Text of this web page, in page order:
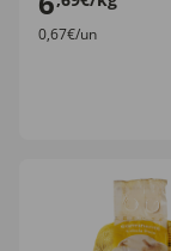
0,67€/un